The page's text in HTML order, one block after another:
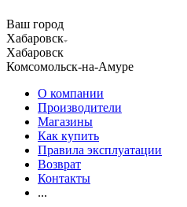
Ваш город
Хабаровск
Хабаровск
Комсомольск-на-Амуре
О компании
Производители
Магазины
Как купить
Правила эксплуатации
Возврат
Контакты
...